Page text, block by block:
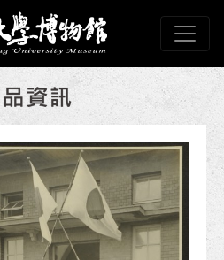
學博物館